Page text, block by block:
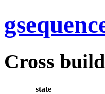
Cross
state